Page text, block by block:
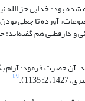
آن نوشته شده بود:
را در کتاب «الموضوعات»
دارقطنی هم
ناگهان کوه به حرکت در
[3]